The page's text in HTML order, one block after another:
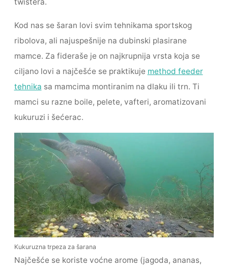
twistera.
Kod nas se šaran lovi svim tehnikama sportskog
ribolova, ali najuspešnije na dubinski plasirane
mamce. Za fideraše je on najkrupnija vrsta koja se
ciljano lovi a najčešće se praktikuje method feeder
tehnika sa mamcima montiranim na dlaku ili trn. Ti
mamci su razne boile, pelete, vafteri, aromatizovani
kukuruzi i šećerac.
Kukuruzna trpeza za šarana
Najčešće se koriste voćne arome (jagoda, ananas,